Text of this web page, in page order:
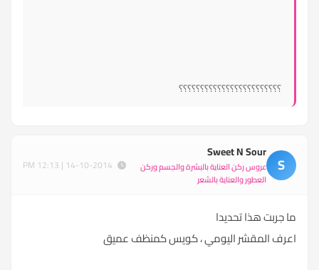
؟؟؟؟؟؟؟؟؟؟؟؟؟؟؟؟؟؟؟؟؟؟؟؟
S
Sweet N Sour
عروس ركن العناية بالبشرة والجسم وركن
العطور والعناية بالشعر
ما جربت هذا تحديدا
اعرف المقشر اليومي ، كويس كمنظف عميق